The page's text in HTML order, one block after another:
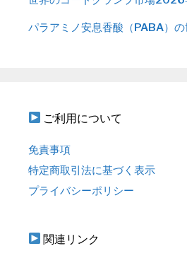
パラアミノ安息香酸（PABA）
ご利用について
免責事項
特定商取引法に基づく表示
プライバシーポリシー
関連リンク